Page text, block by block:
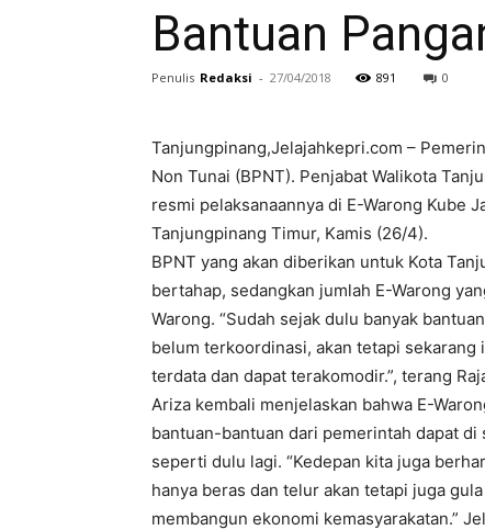
Bantuan
Penulis Redaksi - 27/04/2018 891 0
Tanjungpinang,Jelajahkepri.com –
Non Tunai (BPNT). Penjabat Walikota
resmi pelaksanaannya di E-Warong Kube
Tanjungpinang Timur, Kamis (26/4).
BPNT yang akan diberikan untuk Kota
bertahap, sedangkan jumlah E-Warong
Warong. “Sudah sejak dulu banyak
belum terkoordinasi, akan tetapi
terdata dan dapat terakomodir.”, terang
Ariza kembali menjelaskan bahwa E-
bantuan-bantuan dari pemerintah dapat
seperti dulu lagi. “Kedepan kita juga
hanya beras dan telur akan tetapi juga
membangun ekonomi kemasyarakatan.”